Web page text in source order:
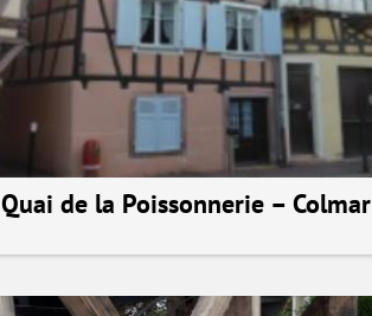
Quai de la Poissonnerie – Colmar